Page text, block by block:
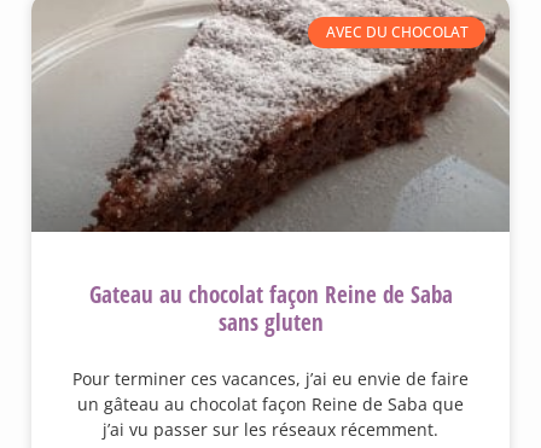
AVEC DU CHOCOLAT
Gateau au chocolat façon Reine de Saba
sans gluten
Pour terminer ces vacances, j’ai eu envie de faire
un gâteau au chocolat façon Reine de Saba que
j’ai vu passer sur les réseaux récemment.